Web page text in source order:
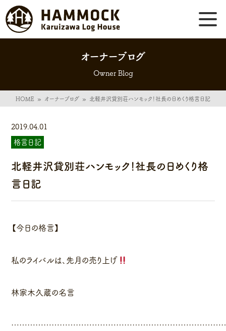
オーナーブログ
Owner Blog
HOME » オーナーブログ » 北軽井沢貸別荘ハンモック！社長の日めくり格言日記
2019.04.01
格言日記
北軽井沢貸別荘ハンモック！社長の日めくり格
言日記
【今日の格言】
私のライバルは、先月の売り上げ
林家木久蔵の名言